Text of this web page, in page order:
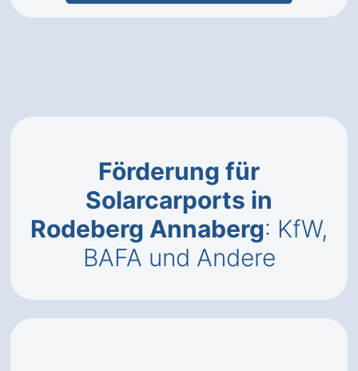
Förderung für
Solarcarports in
Rodeberg Annaberg: KfW,
BAFA und Andere